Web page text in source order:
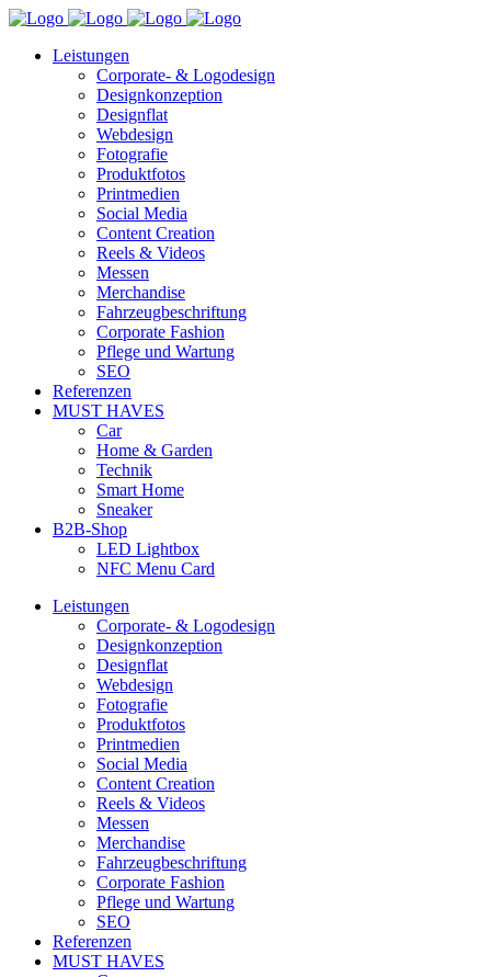
Leistungen
Corporate- & Logodesign
Designkonzeption
Designflat
Webdesign
Fotografie
Produktfotos
Printmedien
Social Media
Content Creation
Reels & Videos
Messen
Merchandise
Fahrzeugbeschriftung
Corporate Fashion
Pflege und Wartung
SEO
Referenzen
MUST HAVES
Car
Home & Garden
Technik
Smart Home
Sneaker
B2B-Shop
LED Lightbox
NFC Menu Card
Leistungen
Corporate- & Logodesign
Designkonzeption
Designflat
Webdesign
Fotografie
Produktfotos
Printmedien
Social Media
Content Creation
Reels & Videos
Messen
Merchandise
Fahrzeugbeschriftung
Corporate Fashion
Pflege und Wartung
SEO
Referenzen
MUST HAVES